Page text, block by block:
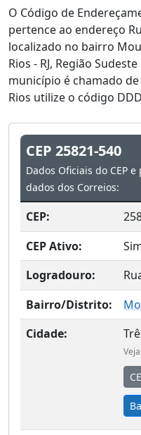
O Código de
pertence ao endereço
localizado no bairro
Rios - RJ, Região
município é chamado
Rios utilize o código
CEP 25821-540
Dados Oficiais do CEP
dados dos Correios:
CEP:
CEP Ativo:
Logradouro:
Bairro/Distrito:
Cidade: